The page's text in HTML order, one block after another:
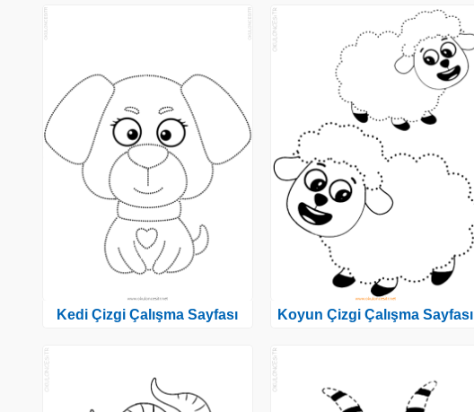
Kedi Çizgi Çalışma Sayfası Koyun Çizgi Çalışma Sayfası